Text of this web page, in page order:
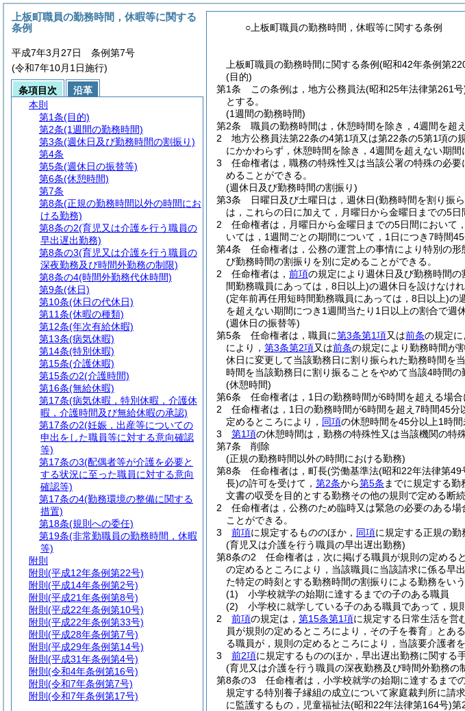
○上板町職員の勤務時間，休暇等に関する条例
上板町職員の勤務時間に関する条例(昭和42年条例第
(目的)
第1条
この条例は，地方公務員法(昭和25年法律第261号
とする。
(1週間の勤務時間)
第2条
職員の勤務時間は，休憩時間を除き，4週間を超
2
地方公務員法第22条の4第1項又は第22条の5第1項の
にかかわらず，休憩時間を除き，4週間を超えない期
3
任命権者は，職務の特殊性又は当該公署の特殊の必要
めることができる。
(週休日及び勤務時間の割振り)
第3条
日曜日及び土曜日は，週休日(勤務時間を割り振
は，これらの日に加えて，月曜日から金曜日までの5
2
任命権者は，月曜日から金曜日までの5日間において
いては，1週間ごとの期間について，1日につき7時間
第4条
任命権者は，公務の運営上の事情により特別の
び勤務時間の割振りを別に定めることができる。
2
任命権者は， 前項の規定により週休日及び勤務時間
間勤務職員にあっては，8日以上)の週休日を設けなけれ
(定年前再任用短時間勤務職員にあっては，8日以上)の
を超えない期間につき1週間当たり1日以上の割合で週
(週休日の振替等)
第5条
任命権者は，職員に第3条第1項又は前条の規定
により， 第3条第2項又は前条の規定により勤務時間が
休日に変更して当該勤務日に割り振られた勤務時間を
時間を当該勤務日に割り振ることをやめて当該4時間
(休憩時間)
第6条
任命権者は，1日の勤務時間が6時間を超える場
2
任命権者は，1日の勤務時間が6時間を超え7時間45分
定めるところにより， 同項の休憩時間を45分以上1時間
3
第1項の休憩時間は，勤務の特殊性又は当該機関の特
第7条
削除
(正規の勤務時間以外の時間における勤務)
第8条
任命権者は，町長(労働基準法(昭和22年法律第49
長)の許可を受けて， 第2条から第5条 までに規定する勤
文書の収受を目的とする勤務その他の規則で定める断
2
任命権者は，公務のため臨時又は緊急の必要のある
ことができる。
3
前項に規定するもののほか， 同項に規定する正規の勤
(育児又は介護を行う職員の早出遅出勤務)
第8条の2
任命権者は，次に掲げる職員が規則の定める
の定めるところにより，当該職員に当該請求に係る早
た特定の時刻とする勤務時間の割振りによる勤務をいう
(1)
小学校就学の始期に達するまでの子のある職員
(2)
小学校に就学している子のある職員であって，規
2
前項の規定は， 第15条第1項に規定する日常生活を営
員が規則の定めるところにより，その子を養育」とあ
る職員が，規則の定めるところにより，当該要介護者
3
前2項に規定するもののほか，早出遅出勤務に関する
(育児又は介護を行う職員の深夜勤務及び時間外勤務の
第8条の3
任命権者は，小学校就学の始期に達するまで
規定する特別養子縁組の成立について家庭裁判所に請
に監護するもの，児童福祉法(昭和22年法律第164号)第
上板町職員の勤務時間，休暇等に関する
条例
平成7年3月27日 条例第7号
(令和7年10月1日施行)
条項目次
沿革
本則
第1条(目的)
第2条(1週間の勤務時間)
第3条(週休日及び勤務時間の割振り)
第4条
第5条(週休日の振替等)
第6条(休憩時間)
第7条
第8条(正規の勤務時間以外の時間にお
ける勤務)
第8条の2(育児又は介護を行う職員の
早出遅出勤務)
第8条の3(育児又は介護を行う職員の
深夜勤務及び時間外勤務の制限)
第8条の4(時間外勤務代休時間)
第9条(休日)
第10条(休日の代休日)
第11条(休暇の種類)
第12条(年次有給休暇)
第13条(病気休暇)
第14条(特別休暇)
第15条(介護休暇)
第15条の2(介護時間)
第16条(無給休暇)
第17条(病気休暇，特別休暇，介護休
暇，介護時間及び無給休暇の承認)
第17条の2(妊娠，出産等についての
申出をした職員等に対する意向確認
等)
第17条の3(配偶者等が介護を必要と
する状況に至った職員に対する意向
確認等)
第17条の4(勤務環境の整備に関する
措置)
第18条(規則への委任)
第19条(非常勤職員の勤務時間，休暇
等)
附則
附則 (平成12年条例第22号)
附則 (平成14年条例第2号)
附則 (平成21年条例第8号)
附則 (平成22年条例第10号)
附則 (平成22年条例第33号)
附則 (平成28年条例第7号)
附則 (平成29年条例第14号)
附則 (平成31年条例第4号)
附則 (令和4年条例第16号)
附則 (令和7年条例第7号)
附則 (令和7年条例第17号)